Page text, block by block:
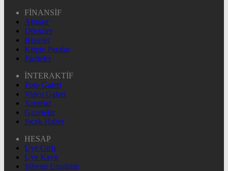
FİNANSİF
Altınlar
Dövizler
Hisseler
Kripto Paralar
Pariteler
İNTERAKTİF
Foto Galeri
Video Galeri
Yazarlar
Gazeteler
Sıcak Haber
HESAP
Üye Giriş
Üye Kayıt
Şifremi Unuttum